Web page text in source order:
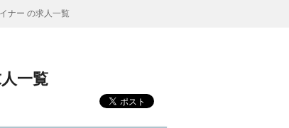
ナー の求人一覧
一覧